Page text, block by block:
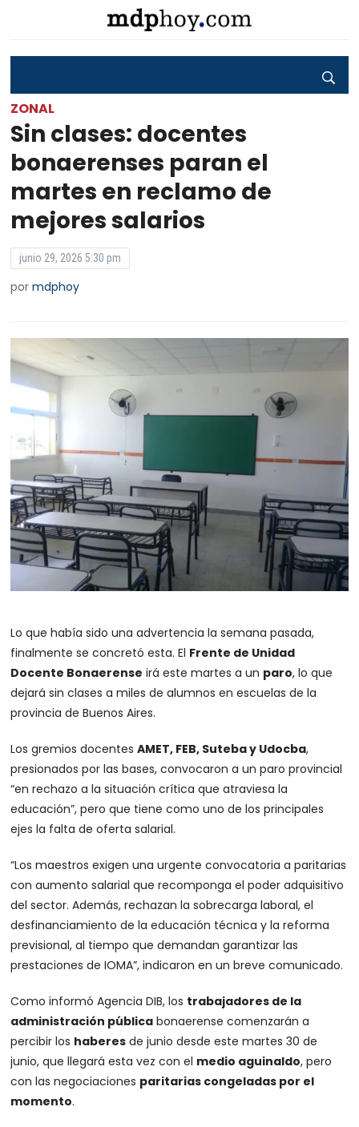
ZONAL
Sin clases: docentes
bonaerenses paran el
martes en reclamo de
mejores salarios
junio 29, 2026 5:30 pm
pormdphoy
Lo que había sido una advertencia la semana pasada,
finalmente se concretó esta. El Frente de Unidad
Docente Bonaerense irá este martes a un paro, lo que
dejará sin clases a miles de alumnos en escuelas de la
provincia de Buenos Aires.
Los gremios docentesAMET, FEB, Suteba y Udocba,
presionados por las bases, convocaron a un paro provincial
“en rechazo a la situación crítica que atraviesa la
educación”, pero que tiene como uno de los principales
ejes la falta de oferta salarial.
“Los maestros exigen una urgente convocatoria a paritarias
con aumento salarial que recomponga el poder adquisitivo
del sector. Además, rechazan la sobrecarga laboral, el
desfinanciamiento de la educación técnica y la reforma
previsional, al tiempo que demandan garantizar las
prestaciones de IOMA”, indicaron en un breve comunicado.
Como informó Agencia DIB, los trabajadores de la
administración pública bonaerense comenzarán a
percibir los haberes de junio desde este martes 30 de
junio, que llegará esta vez con el medio aguinaldo, pero
con las negociaciones paritarias congeladas por el
momento.